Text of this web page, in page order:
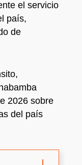
el servicio
país,
de
2026 sobre
del país